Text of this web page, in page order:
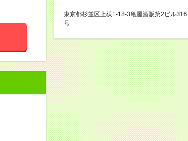
東京都杉並区上荻1-18-3亀屋酒販第2ビル316
号